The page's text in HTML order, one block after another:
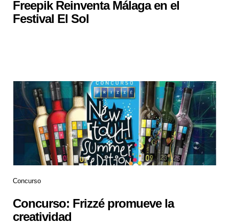
Freepik Reinventa Málaga en el
Festival El Sol
Concurso
Concurso: Frizzé promueve la
creatividad